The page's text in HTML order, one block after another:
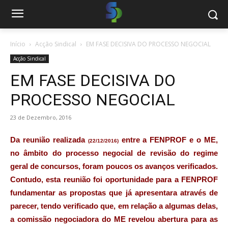
Início Acção Sindical EM FASE DECISIVA DO PROCESSO NEGOCIAL
Acção Sindical
EM FASE DECISIVA DO
PROCESSO NEGOCIAL
23 de Dezembro, 2016
Da reunião realizada (22/12/2016)entre a FENPROF e o ME,
no âmbito do processo negocial de revisão do regime
geral de concursos,foram poucos os avanços verificados.
Contudo, esta reunião foi oportunidade para a FENPROF
fundamentar as propostas que já apresentara através de
parecer, tendo verificado que, em relação a algumas delas,
a comissão negociadora do ME revelou abertura para as